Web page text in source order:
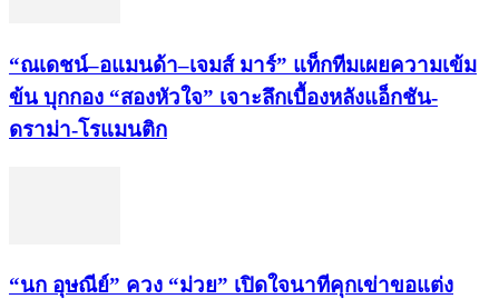
“ณเดชน์–อแมนด้า–เจมส์ มาร์” แท็กทีมเผยความเข้ม
ข้น บุกกอง “สองหัวใจ” เจาะลึกเบื้องหลังแอ็กชัน-
ดราม่า-โรแมนติก
“นก อุษณีย์” ควง “ม่วย” เปิดใจนาทีคุกเข่าขอแต่ง